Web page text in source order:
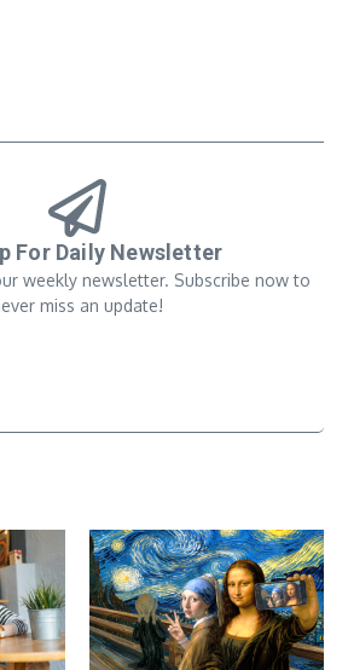
For Daily Newsletter
weekly newsletter. Subscribe now to
miss an update!